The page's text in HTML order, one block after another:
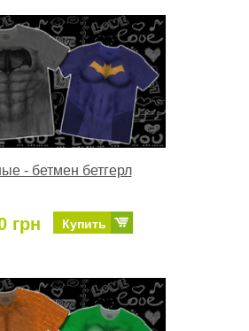
- бетмен бетгерл
грн Купить